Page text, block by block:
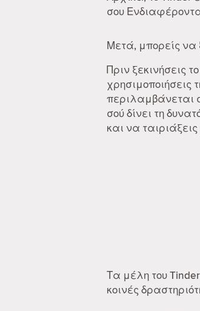
σου
Μετά, μπορείς να
Πριν ξεκινήσεις
χρησιμοποιήσεις
περιλαμβάνεται
σού δίνει τη
και να
Τα μέλη του
κοινές